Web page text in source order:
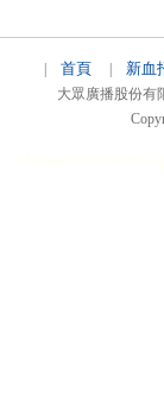
首頁 新血
大眾廣播股份有